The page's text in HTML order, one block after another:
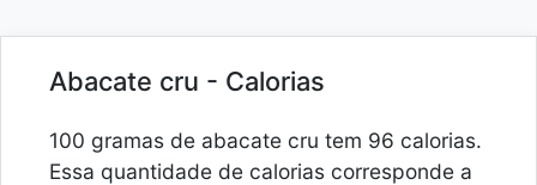
Abacate cru - Calorias
100 gramas de abacate cru tem 96 calorias.
Essa quantidade de calorias corresponde a